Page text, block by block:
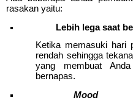
rasakan yaitu:
Lebih lega saat
Ketika memasuki hari
rendah sehingga
yang membuat
bernapas.
Mood